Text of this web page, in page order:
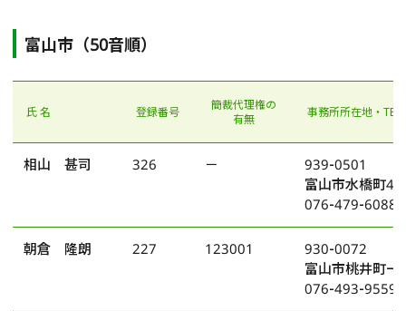
富山市（50音順）
氏 名 登録番号
簡裁代理権の
有無
事務所所在地・TEL
相山 甚司 326 －
939-0501
富山市水橋町
076-479-6088
朝倉 隆朗 227 123001
930-0072
富山市桃井町一
076-493-9559